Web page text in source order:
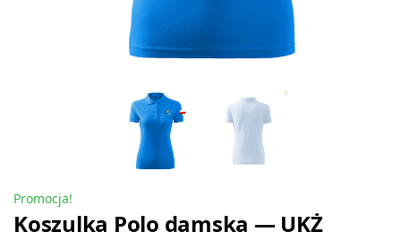
Promocja!
Koszulka Polo damska — UKŻ